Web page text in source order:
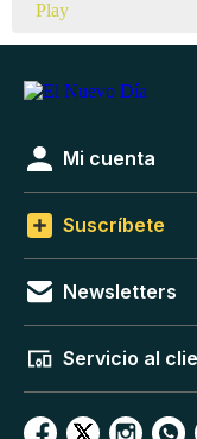
Mi cuenta
Suscríbete
Newsletters
Servicio al